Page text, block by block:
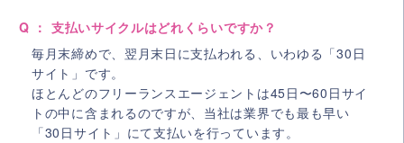
Q ： 支払いサイクルはどれくらいですか？
毎月末締めで、翌月末日に支払われる、いわゆる「30日
サイト」です。
ほとんどのフリーランスエージェントは45日〜60日サイ
トの中に含まれるのですが、当社は業界でも最も早い
「30日サイト」にて支払いを行っています。